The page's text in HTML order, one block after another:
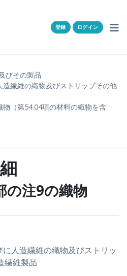
登録 ログイン
びその製品
造繊維の織物及びストリップその他
（第54.04項の材料の織物を含
の注9の織物
人造繊維の織物及びストリッ
繊維製品
＆Ａ
ー登録
イン